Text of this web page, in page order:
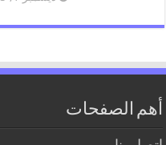
أهم الصفحات